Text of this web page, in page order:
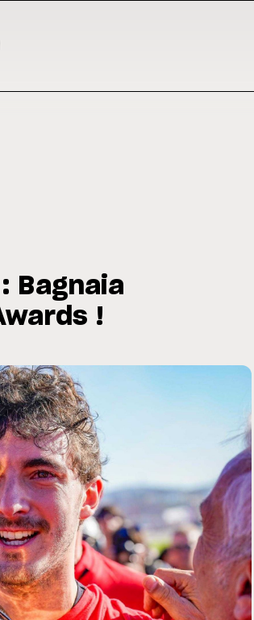
du GP de
Zarco évite
Bagnaia
!